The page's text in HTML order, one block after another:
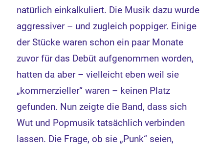
natürlich einkalkuliert. Die Musik dazu wurde
aggressiver – und zugleich poppiger. Einige
der Stücke waren schon ein paar Monate
zuvor für das Debüt aufgenommen worden,
hatten da aber – vielleicht eben weil sie
„kommerzieller“ waren – keinen Platz
gefunden. Nun zeigte die Band, dass sich
Wut und Popmusik tatsächlich verbinden
lassen. Die Frage, ob sie „Punk“ seien,